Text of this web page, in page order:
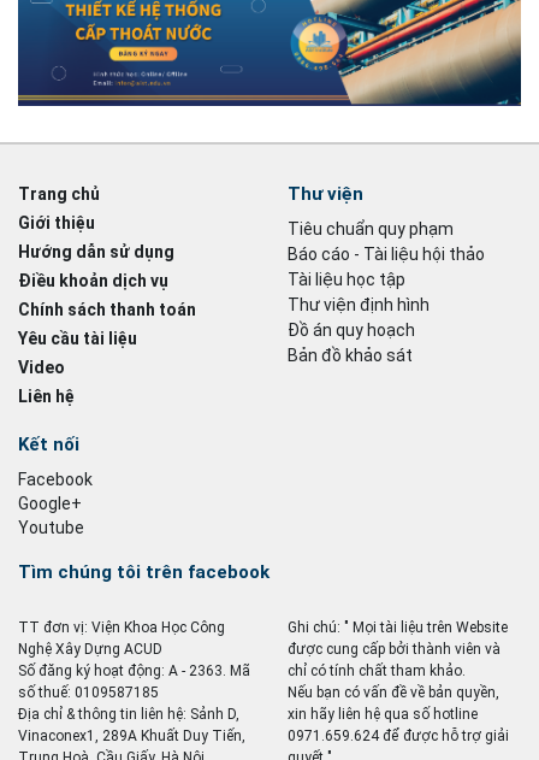
Trang chủ
Giới thiệu
Hướng dẫn sử dụng
Điều khoản dịch vụ
Chính sách thanh toán
Yêu cầu tài liệu
Video
Liên hệ
Thư viện
Tiêu chuẩn quy phạm
Báo cáo - Tài liệu hội thảo
Tài liệu học tập
Thư viện định hình
Đồ án quy hoạch
Bản đồ khảo sát
Kết nối
Facebook
Google+
Youtube
Tìm chúng tôi trên facebook
TT đơn vị: Viện Khoa Học Công
Nghệ Xây Dựng ACUD
Số đăng ký hoạt động: A - 2363. Mã
số thuế: 0109587185
Địa chỉ & thông tin liên hệ: Sảnh D,
Vinaconex1, 289A Khuất Duy Tiến,
Ghi chú: " Mọi tài liệu trên Website
được cung cấp bởi thành viên và
chỉ có tính chất tham khảo.
Nếu bạn có vấn đề về bản quyền,
xin hãy liên hệ qua số hotline
0971.659.624 để được hỗ trợ giải